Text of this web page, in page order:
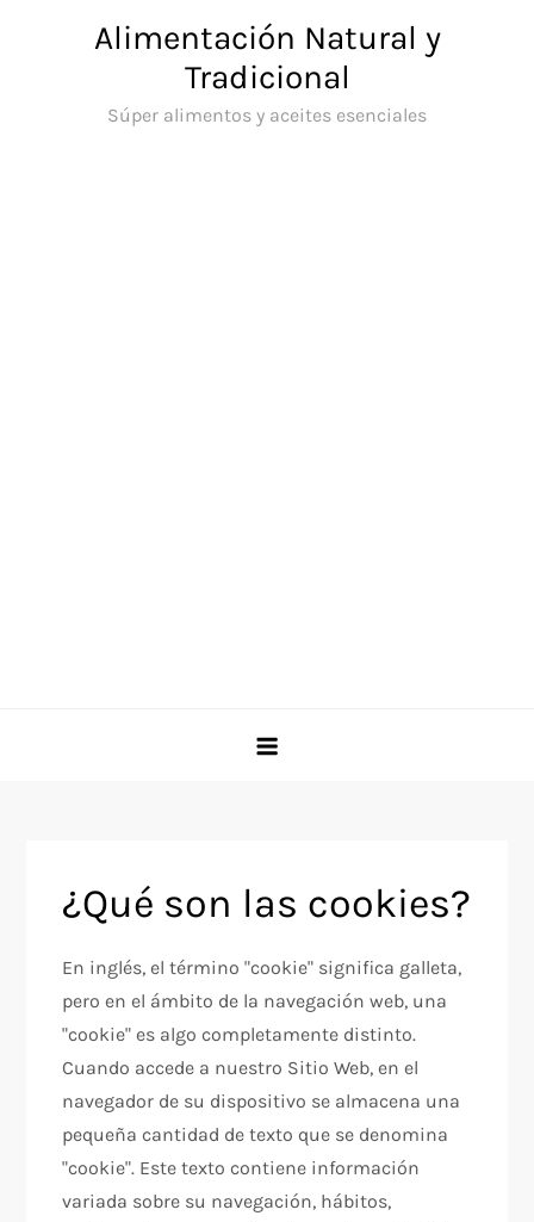
Alimentación Natural y
Tradicional
Súper alimentos y aceites esenciales
¿Qué son las cookies?
En inglés, el término "cookie" significa galleta,
pero en el ámbito de la navegación web, una
"cookie" es algo completamente distinto.
Cuando accede a nuestro Sitio Web, en el
navegador de su dispositivo se almacena una
pequeña cantidad de texto que se denomina
"cookie". Este texto contiene información
variada sobre su navegación, hábitos,